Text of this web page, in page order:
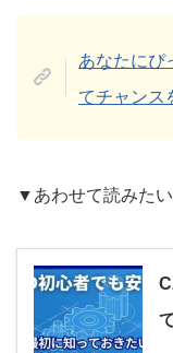
あなたにぴ
てチャンス
▼あわせて読みたい